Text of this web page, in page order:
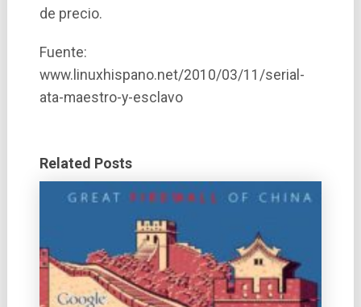
de precio.
Fuente:
www.linuxhispano.net/2010/03/11/serial-
ata-maestro-y-esclavo
Related Posts